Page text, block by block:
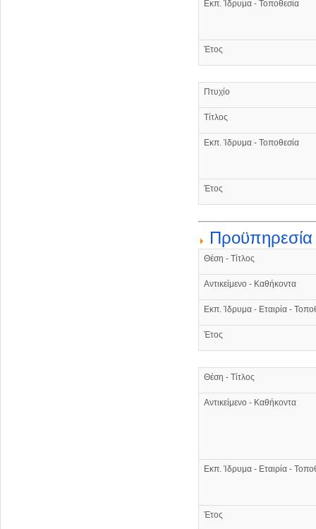
Εκπ. Ίδρυμα - Τοποθεσία
Έτος
Πτυχίο
Τίτλος
Εκπ. Ίδρυμα - Τοποθεσία
Έτος
Προϋπηρεσία
Θέση - Τίτλος
Αντικείμενο - Καθήκοντα
Εκπ. Ίδρυμα - Εταιρία -
Έτος
Θέση - Τίτλος
Αντικείμενο - Καθήκοντα
Εκπ. Ίδρυμα - Εταιρία -
Έτος